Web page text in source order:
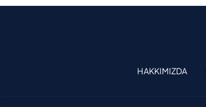
HAKKIMIZDA